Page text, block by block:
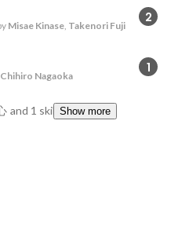
2
Misae Kinase, Takenori Fuji
1
Chihiro Nagaoka
and 1 skillsShow more